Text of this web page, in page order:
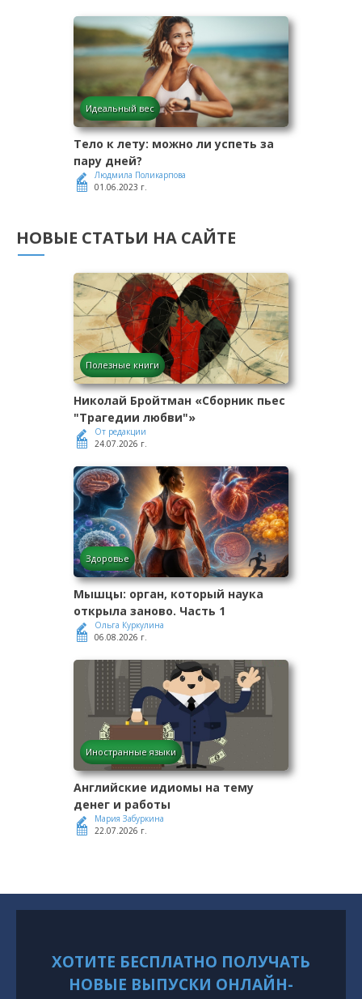
Идеальный вес
Тело к лету: можно ли успеть за
пару дней?
Людмила Поликарпова
01.06.2023 г.
НОВЫЕ СТАТЬИ НА САЙТЕ
Полезные книги
Николай Бройтман «Сборник пьес
"Трагедии любви"»
От редакции
24.07.2026 г.
Здоровье
Мышцы: орган, который наука
открыла заново. Часть 1
Ольга Куркулина
06.08.2026 г.
Иностранные языки
Английские идиомы на тему
денег и работы
Мария Забуркина
22.07.2026 г.
ХОТИТЕ БЕСПЛАТНО ПОЛУЧАТЬ
НОВЫЕ ВЫПУСКИ ОНЛАЙН-